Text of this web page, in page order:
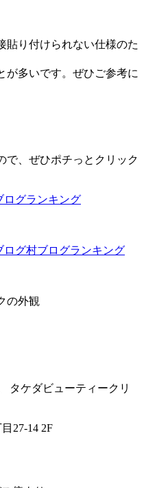
貼り付けられない仕様のた
が多いです。ぜひご参考に
で、ぜひポチっとクリック
タケダビューティークリ
27-14 2F